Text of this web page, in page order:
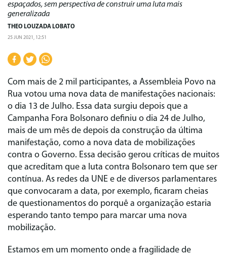
espaçados, sem perspectiva de construir uma luta mais
generalizada
THEO LOUZADA LOBATO
25 JUN 2021, 12:51
Com mais de 2 mil participantes, a Assembleia Povo na
Rua votou uma nova data de manifestações nacionais:
o dia 13 de Julho. Essa data surgiu depois que a
Campanha Fora Bolsonaro definiu o dia 24 de Julho,
mais de um mês de depois da construção da última
manifestação, como a nova data de mobilizações
contra o Governo. Essa decisão gerou críticas de muitos
que acreditam que a luta contra Bolsonaro tem que ser
contínua. As redes da UNE e de diversos parlamentares
que convocaram a data, por exemplo, ficaram cheias
de questionamentos do porquê a organização estaria
esperando tanto tempo para marcar uma nova
mobilização.
Estamos em um momento onde a fragilidade de